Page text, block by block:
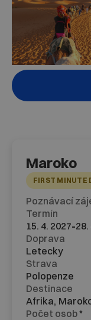
Maroko
FIRST MINUTE
Poznávací
Termín
15. 4. 2027-28.
Doprava
Letecky
Strava
Polopenze
Destinace
Afrika,
Počet osob*